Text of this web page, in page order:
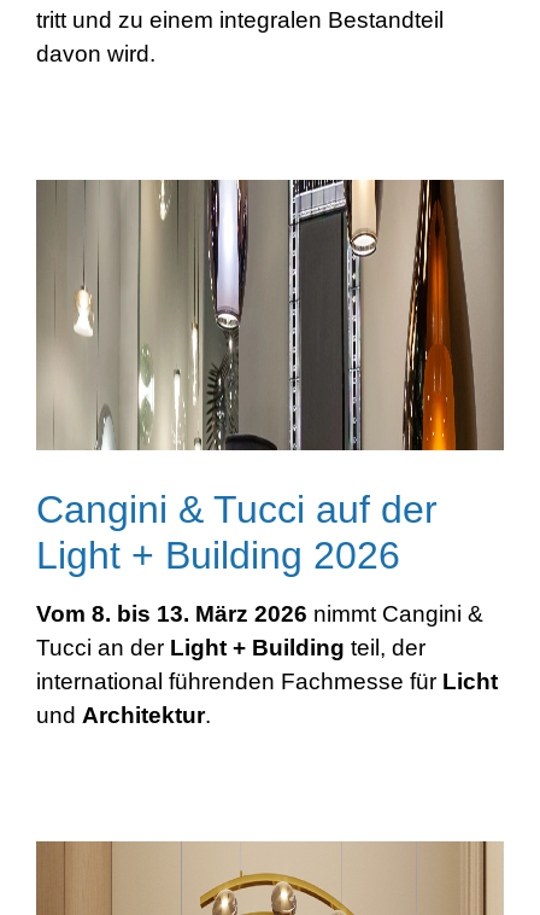
tritt und zu einem integralen Bestandteil
davon wird.
Cangini & Tucci auf der
Light + Building 2026
Vom 8. bis 13. März 2026 nimmt Cangini &
Tucci an der Light + Building teil, der
international führenden Fachmesse für Licht
und Architektur.